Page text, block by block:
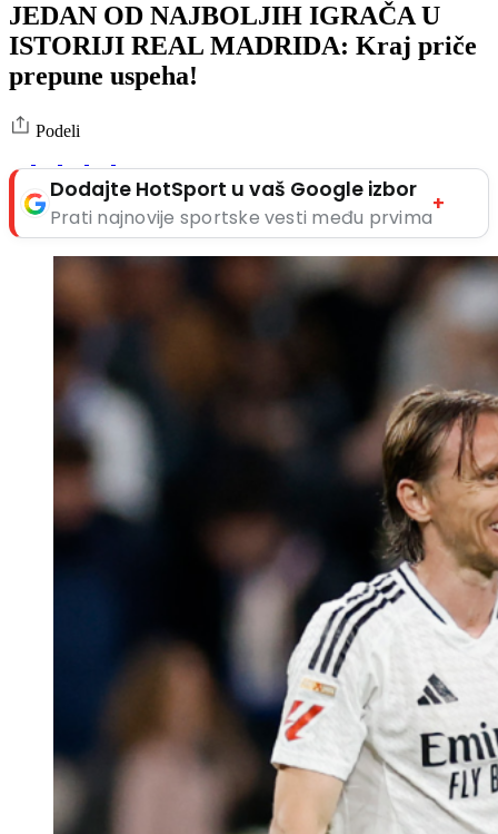
JEDAN OD NAJBOLJIH IGRAČA U
ISTORIJI REAL MADRIDA: Kraj priče
prepune uspeha!
Podeli
Dodajte HotSport u vaš Google izbor
Prati najnovije sportske vesti među prvima
+